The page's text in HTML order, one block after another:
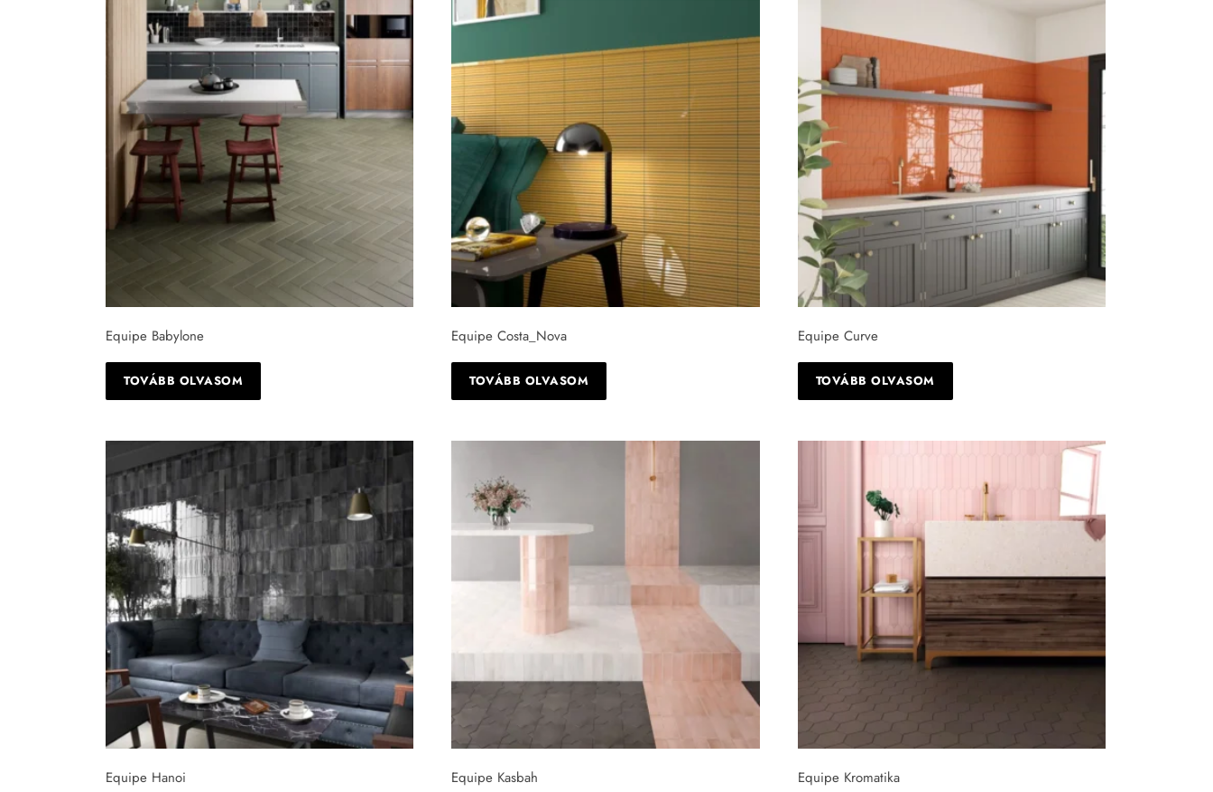
Tapéta
Tégla
Equipe Babylone
TOVÁBB OLVASOM
Equipe Costa_Nova
TOVÁBB OLVASOM
Equipe Curve
TOVÁBB OLVASOM
Equipe Hanoi Equipe Kasbah Equipe Kromatika